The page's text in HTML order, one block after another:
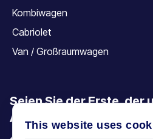
Kombiwagen
Cabriolet
Van / Großraumwagen
Seien Sie der Erste, der
Angebote, Aktionen
This website uses